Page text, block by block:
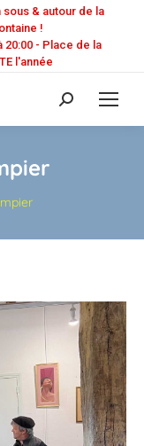
sous & autour de la
!
20:00 - Place de la
l'année
Recherche
: